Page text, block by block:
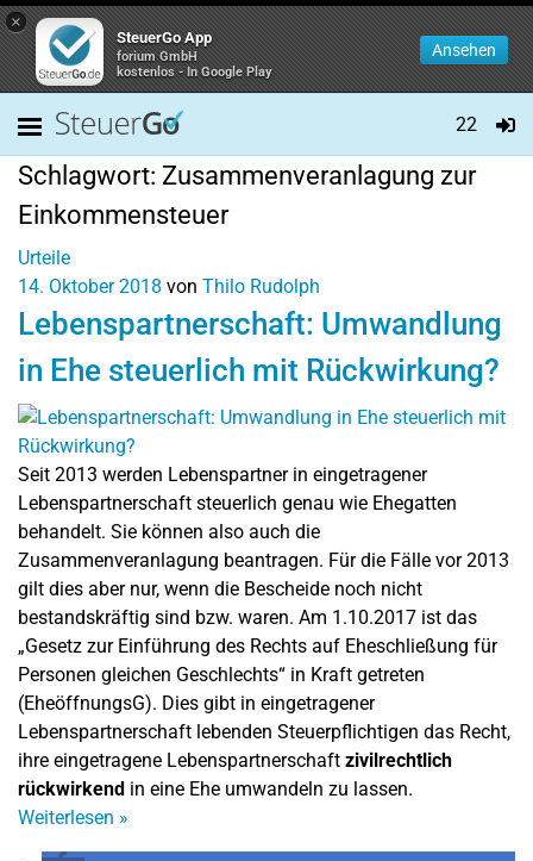
×
SteuerGo App
forium GmbH
kostenlos - In Google Play
Ansehen
22
Schlagwort: Zusammenveranlagung zur
Einkommensteuer
Urteile
14. Oktober 2018 von Thilo Rudolph
Lebenspartnerschaft: Umwandlung
in Ehe steuerlich mit Rückwirkung?
Seit 2013 werden Lebenspartner in eingetragener
Lebenspartnerschaft steuerlich genau wie Ehegatten
behandelt. Sie können also auch die
Zusammenveranlagung beantragen. Für die Fälle vor 2013
gilt dies aber nur, wenn die Bescheide noch nicht
bestandskräftig sind bzw. waren. Am 1.10.2017 ist das
„Gesetz zur Einführung des Rechts auf Eheschließung für
Personen gleichen Geschlechts“ in Kraft getreten
(EheöffnungsG). Dies gibt in eingetragener
Lebenspartnerschaft lebenden Steuerpflichtigen das Recht,
ihre eingetragene Lebenspartnerschaft zivilrechtlich
rückwirkend in eine Ehe umwandeln zu lassen.
Weiterlesen »